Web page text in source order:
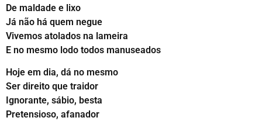
De maldade e lixo
Já não há quem negue
Vivemos atolados na lameira
E no mesmo lodo todos manuseados
Hoje em dia, dá no mesmo
Ser direito que traidor
Ignorante, sábio, besta
Pretensioso, afanador